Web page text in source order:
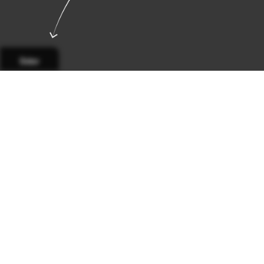
Sidor